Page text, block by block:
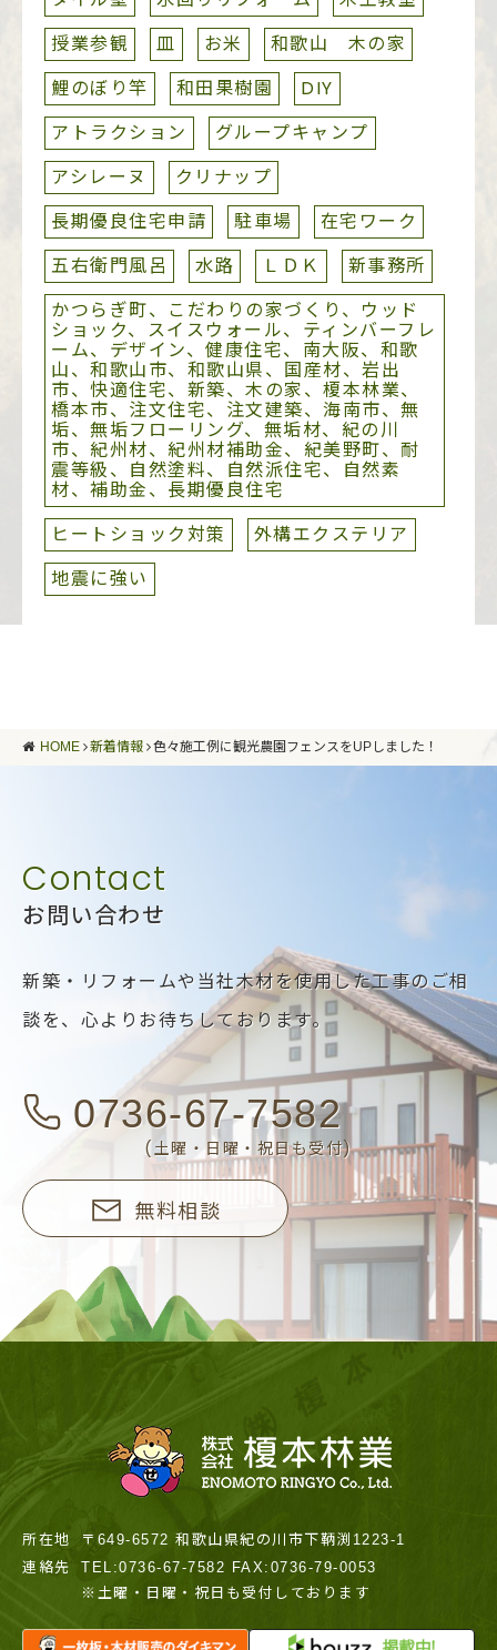
授業参観
皿 お米
和歌山 木の家
鯉のぼり竿
和田果樹園
DIY
アトラクション
グループキャンプ
アシレーヌ
クリナップ
長期優良住宅申請
駐車場
在宅ワーク
五右衛門風呂
水路 ＬＤＫ
新事務所
かつらぎ町、こだわりの家づくり、ウッド
ショック、スイスウォール、ティンバーフレ
ーム、デザイン、健康住宅、南大阪、和歌
山、和歌山市、和歌山県、国産材、岩出
市、快適住宅、新築、木の家、榎本林業、
橋本市、注文住宅、注文建築、海南市、無
垢、無垢フローリング、無垢材、紀の川
市、紀州材、紀州材補助金、紀美野町、耐
震等級、自然塗料、自然派住宅、自然素
材、補助金、長期優良住宅
ヒートショック対策
外構エクステリア
地震に強い
HOME 新着情報 色々施工例に観光農園フェンスをUPしました！
お問い合わせ
新築・リフォームや当社木材を使用した工事のご相
談を、 心よりお待ちしております。
0736-67-7582
(土曜・日曜・祝日も受付)
無料相談
所在地
〒649-6572 和歌山県紀の川市下鞆渕1223-1
連絡先
TEL:0736-67-7582 FAX:0736-79-0053
※土曜・日曜・祝日も受付しております